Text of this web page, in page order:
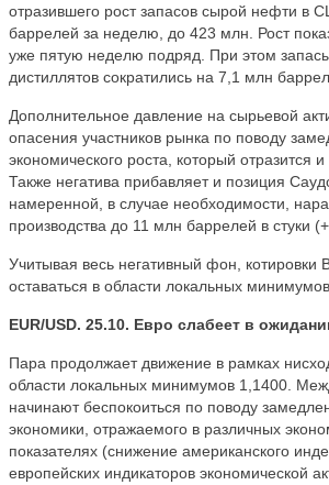
отразившего рост запасов сырой нефти в
баррелей за неделю, до 423 млн. Рост
уже пятую неделю подряд. При этом
дистиллятов сократились на 7,1 млн
Дополнительное давление на сырьевой
опасения участников рынка по поводу
экономического роста, который отразится
Также негатива прибавляет и позиция
намеренной, в случае необходимости,
производства до 11 млн баррелей в стуки
Учитывая весь негативный фон, котировки
оставаться в области локальных
EUR/USD. 25.10. Евро слабеет в
Пара продолжает движение в рамках
области локальных минимумов 1,1400.
начинают беспокоиться по поводу
экономики, отражаемого в различных
показателях (снижение американского
европейских индикаторов экономической